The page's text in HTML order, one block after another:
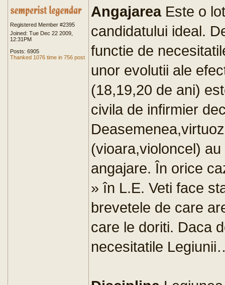
Registered Member #2395
Joined: Tue Dec 22 2009,
12:31PM
Posts: 6905
Thanked 1076 time in 756 post
AngajareaEste o
candidatului ideal.
functie de
unor evolutii ale
(18,19,20 de ani)
civila de infirmier
(vioara,violoncel)
angajare. În orice
» în L.E. Veti face
brevetele de care
care le doriti. Daca
necesitatile